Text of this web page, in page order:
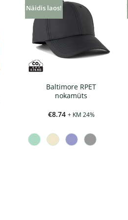
Näidis laos!
Baltimore RPET
nokamüts
€8.74 + KM 24%